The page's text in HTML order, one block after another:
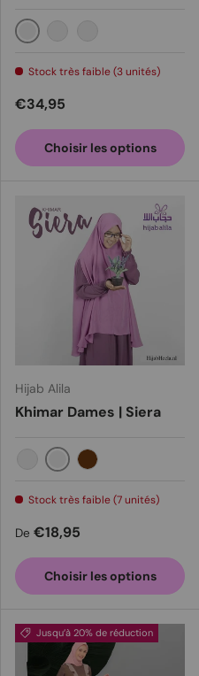
Noir - Cappuccino
Stock très faible (3 unités)
Prix habituel
€34,95
Choisir les options
Hijab Alila
Khimar Dames | Siera
Sourdlilas
Stock très faible (7 unités)
Prix habituel
De €18,95
Choisir les options
Jusqu’à 20% de réduction